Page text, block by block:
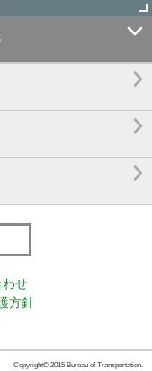




わせ
方針
Copyright© 2015 Bureau of Transportation.